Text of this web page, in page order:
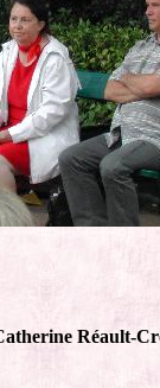
Réault-